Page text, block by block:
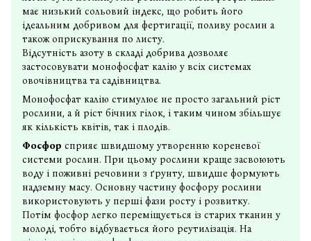
має низький сольовий індекс, що робить його
ідеальним добривом для фертигації, поливу рослин а
також оприскування по листу.
Відсутність азоту в складі добрива дозволяє
застосовувати монофосфат калію у всіх системах
овочівництва та садівництва.
Монофосфат калію стимулює не просто загальний ріст
рослини, а й ріст бічних гілок, і таким чином збільшує
як кількість квітів, так і плодів.
Фосфор сприяє швидшому утворенню кореневої
системи рослин. При цьому рослини краще засвоюють
воду і поживні речовини з ґрунту, швидше формують
надземну масу. Основну частину фосфору рослини
використовують у перші фази росту і розвитку.
Потім фосфор легко переміщується із старих тканин у
молоді, тобто відбувається його реутилізація. На